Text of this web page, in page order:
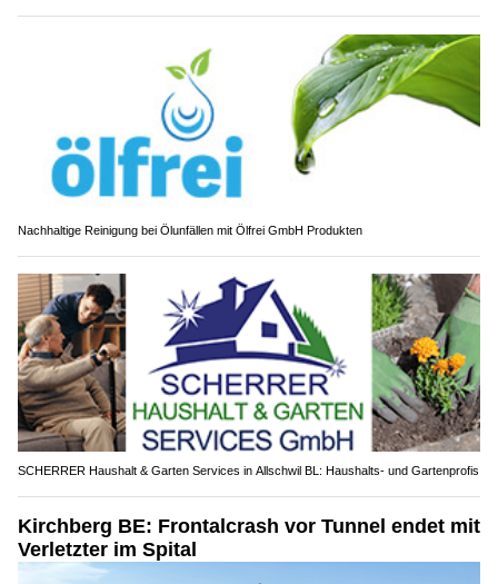
Nachhaltige Reinigung bei Ölunfällen mit Ölfrei GmbH Produkten
SCHERRER Haushalt & Garten Services in Allschwil BL: Haushalts- und Gartenprofis
Kirchberg BE: Frontalcrash vor Tunnel endet mit
Verletzter im Spital